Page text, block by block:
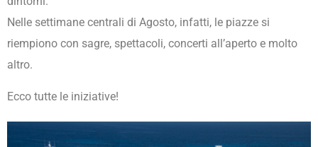
Nelle settimane centrali di Agosto, infatti, le piazze si
riempiono con sagre, spettacoli, concerti all’aperto e molto
altro.
Ecco tutte le iniziative!